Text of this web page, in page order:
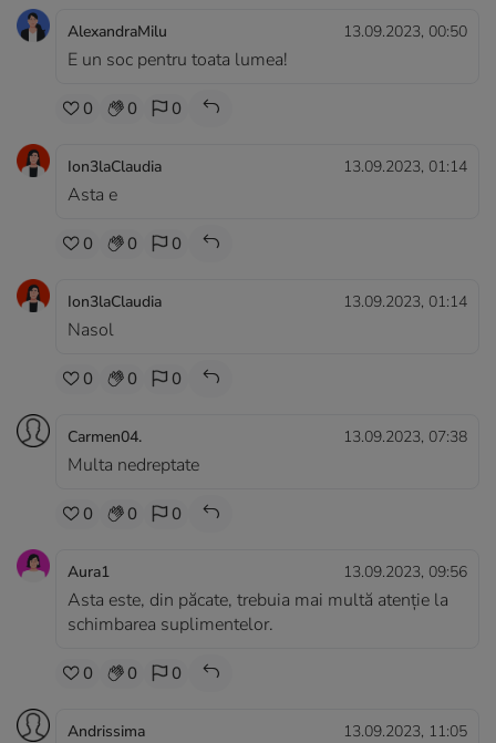
AlexandraMilu 13.09.2023, 00:50
E un soc pentru toata lumea!
0 0 0
Ion3laClaudia 13.09.2023, 01:14
Asta e
0 0 0
Ion3laClaudia 13.09.2023, 01:14
Nasol
0 0 0
Carmen04. 13.09.2023, 07:38
Multa nedreptate
0 0 0
Aura1 13.09.2023, 09:56
Asta este, din păcate, trebuia mai multă atenție la
schimbarea suplimentelor.
0 0 0
Andrissima 13.09.2023, 11:05